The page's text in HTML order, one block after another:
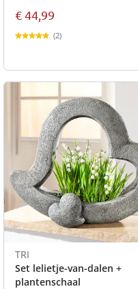
€ 44,99
(2)
TRI
Set lelietje-van-dalen +
plantenschaal